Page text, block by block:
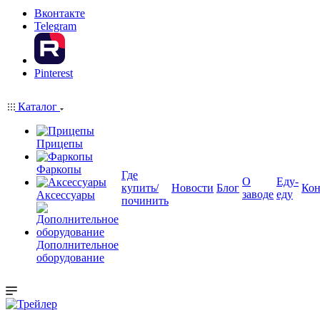
Вконтакте
Telegram
Pinterest
Каталог
Прицепы
Фаркопы
Аксессуары
Дополнительное
оборудование
Где
купить/
починить
Новости Блог
О
заводе
Еду-
еду